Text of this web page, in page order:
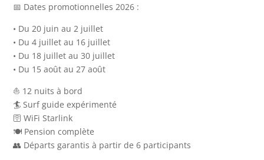
📅 Dates promotionnelles 2026 :
• Du 20 juin au 2 juillet
• Du 4 juillet au 16 juillet
• Du 18 juillet au 30 juillet
• Du 15 août au 27 août
⛵ 12 nuits à bord
🏄 Surf guide expérimenté
🛜 WiFi Starlink
🍽 Pension complète
👥 Départs garantis à partir de 6 participants